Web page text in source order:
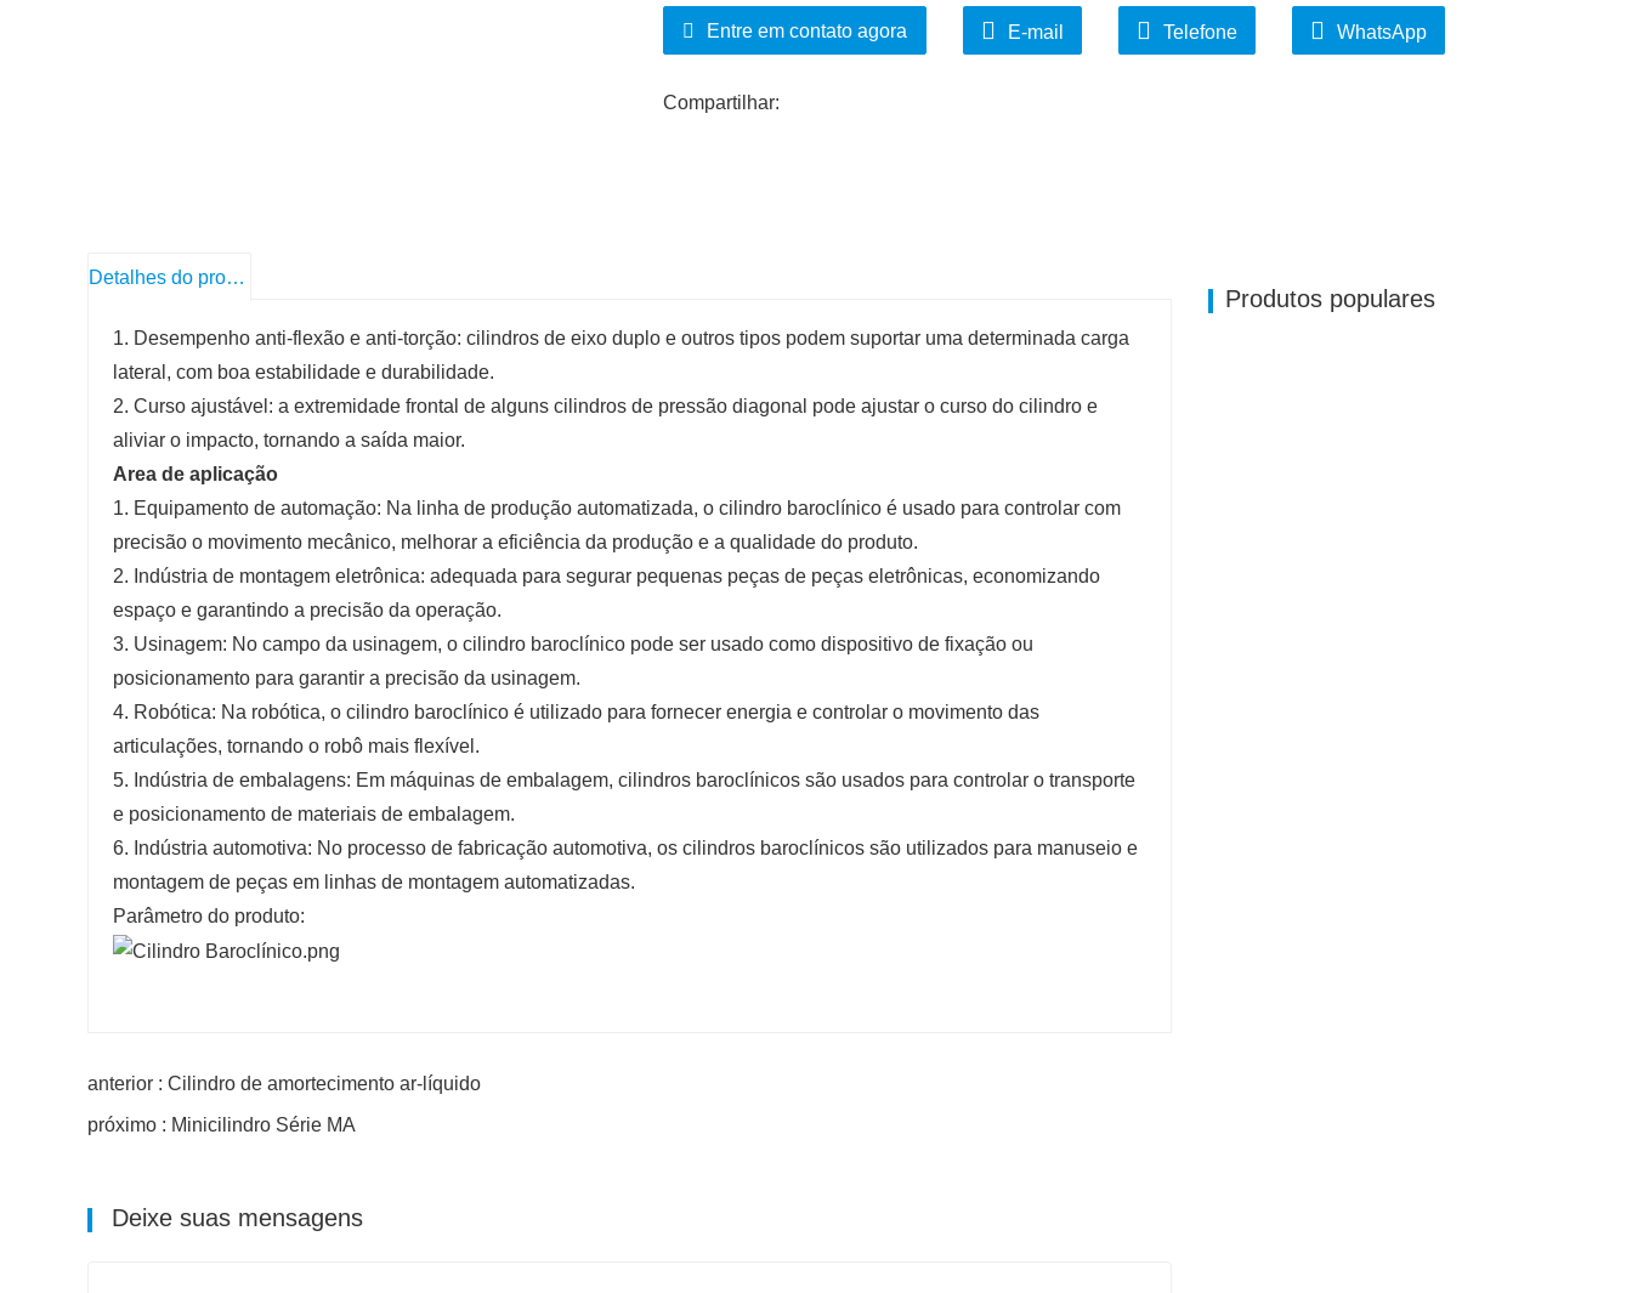
Entre em contato agora E-mail Telefone WhatsApp
Compartilhar:
Detalhes do produto
1. Desempenho anti-flexão e anti-torção: cilindros de eixo duplo e outros tipos podem suportar uma determinada carga
lateral, com boa estabilidade e durabilidade.
2. Curso ajustável: a extremidade frontal de alguns cilindros de pressão diagonal pode ajustar o curso do cilindro e
aliviar o impacto, tornando a saída maior.
Area de aplicação
1. Equipamento de automação: Na linha de produção automatizada, o cilindro baroclínico é usado para controlar com
precisão o movimento mecânico, melhorar a eficiência da produção e a qualidade do produto.
2. Indústria de montagem eletrônica: adequada para segurar pequenas peças de peças eletrônicas, economizando
espaço e garantindo a precisão da operação.
3. Usinagem: No campo da usinagem, o cilindro baroclínico pode ser usado como dispositivo de fixação ou
posicionamento para garantir a precisão da usinagem.
4. Robótica: Na robótica, o cilindro baroclínico é utilizado para fornecer energia e controlar o movimento das
articulações, tornando o robô mais flexível.
5. Indústria de embalagens: Em máquinas de embalagem, cilindros baroclínicos são usados ​​para controlar o transporte
e posicionamento de materiais de embalagem.
6. Indústria automotiva: No processo de fabricação automotiva, os cilindros baroclínicos são utilizados para manuseio e
montagem de peças em linhas de montagem automatizadas.
Parâmetro do produto:
anterior : Cilindro de amortecimento ar-líquido
próximo : Minicilindro Série MA
Deixe suas mensagens
Produtos populares